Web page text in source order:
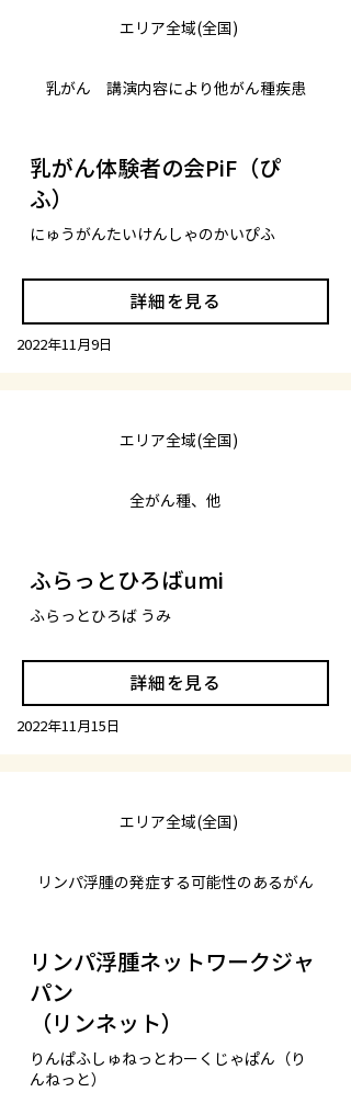
エリア全域(全国)
乳がん 講演内容により他がん種疾患
乳がん体験者の会PiF（ぴ
ふ）
にゅうがんたいけんしゃのかいぴふ
詳細を見る
2022年11月9日
エリア全域(全国)
全がん種、他
ふらっとひろばumi
ふらっとひろば うみ
詳細を見る
2022年11月15日
エリア全域(全国)
リンパ浮腫の発症する可能性のあるがん
リンパ浮腫ネットワークジャ
パン
（リンネット）
りんぱふしゅねっとわーくじゃぱん（り
んねっと）